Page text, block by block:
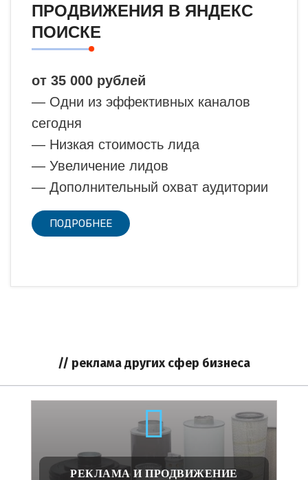
ПРОДВИЖЕНИЯ В ЯНДЕКС
ПОИСКЕ
от 35 000 рублей
— Одни из эффективных каналов
сегодня
— Низкая стоимость лида
— Увеличение лидов
— Дополнительный охват аудитории
ПОДРОБНЕЕ
// реклама других сфер бизнеса
РЕКЛАМА И ПРОДВИЖЕНИЕ